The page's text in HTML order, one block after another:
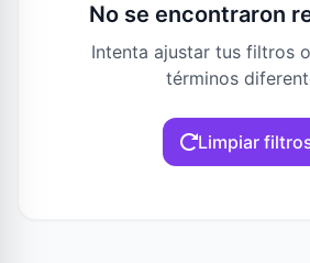
No se encontraron
Intenta ajustar tus filtros
términos
Limpiar